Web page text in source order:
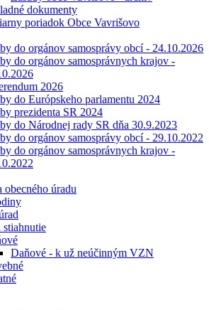
dokumenty
poriadok Obce Vavrišovo
do orgánov samosprávy obcí - 24.10.2026
do orgánov samosprávnych krajov -
2026
do Európskeho parlamentu 2024
prezidenta SR 2024
do Národnej rady SR dňa 30.9.2023
do orgánov samosprávy obcí - 29.10.2022
do orgánov samosprávnych krajov -
obecného úradu
stiahnutie
Daňové - k už neúčinným VZN